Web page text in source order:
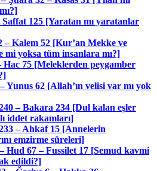
Saffat 125 [Yaratan mı yaratanlar
– Kalem 52 [Kur’an Mekke ve
mi yoksa tüm insanlara mı?]
Hac 75 [Meleklerden peygamber
Yunus 62 [Allah’ın velisi var mı yok
– Bakara 234 [Dul kalan eşler
iddet rakamları]
– Ahkaf 15 [Annelerin
emzirme süreleri]
Hud 67 – Fussilet 17 [Semud kavmi
edildi?]